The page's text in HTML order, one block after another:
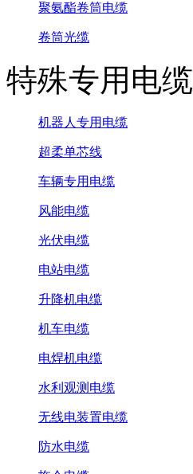
聚氨酯卷筒电缆
卷筒光缆
特殊专用电缆
机器人专用电缆
超柔单芯线
车辆专用电缆
风能电缆
光伏电缆
电站电缆
升降机电缆
机车电缆
电焊机电缆
水利观测电缆
无线电装置电缆
防水电缆